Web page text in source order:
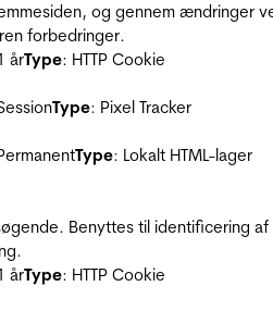
og gennem ændringer
forbedringer.
årType: HTTP Cookie
Type: Pixel Tracker
Type: Lokalt HTML-lager
Benyttes til identificering af
årType: HTTP Cookie